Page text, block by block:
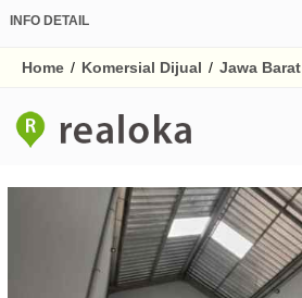
INFO DETAIL
Home / Komersial Dijual / Jawa Barat